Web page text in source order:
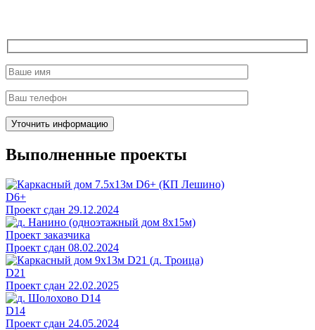
Выполненные проекты
D6+
Проект сдан 29.12.2024
Проект заказчика
Проект сдан 08.02.2024
D21
Проект сдан 22.02.2025
D14
Проект сдан 24.05.2024